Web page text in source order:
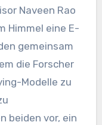
Naveen Rao
Himmel eine E-
gemeinsam
die Forscher
Modelle zu
beiden vor, ein